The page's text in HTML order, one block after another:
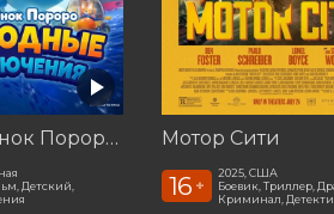
Пингвинёнок Пороро: Подводные приключения
Детский,
Мотор Сити
16 +
2025, США
Боевик, Триллер,
Криминал,